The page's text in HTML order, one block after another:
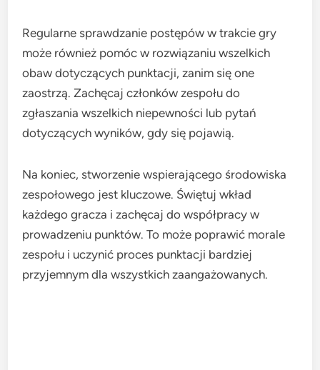
Regularne sprawdzanie postępów w trakcie gry
może również pomóc w rozwiązaniu wszelkich
obaw dotyczących punktacji, zanim się one
zaostrzą. Zachęcaj członków zespołu do
zgłaszania wszelkich niepewności lub pytań
dotyczących wyników, gdy się pojawią.
Na koniec, stworzenie wspierającego środowiska
zespołowego jest kluczowe. Świętuj wkład
każdego gracza i zachęcaj do współpracy w
prowadzeniu punktów. To może poprawić morale
zespołu i uczynić proces punktacji bardziej
przyjemnym dla wszystkich zaangażowanych.